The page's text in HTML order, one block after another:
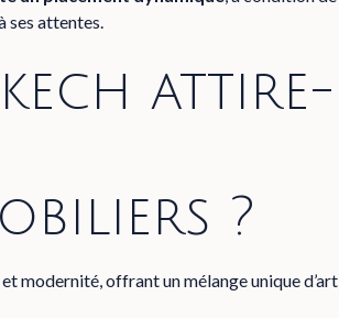
ses attentes.
attire-
?
modernité, offrant un mélange unique d’art